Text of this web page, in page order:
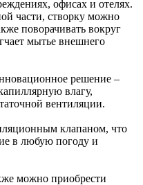
офисах и отелях.
части, створку можно
поворачивать вокруг
мытье внешнего
решение –
влагу,
вентиляции.
клапаном, что
в любую погоду и
можно приобрести